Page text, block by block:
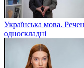
Українська мова.
односкладні